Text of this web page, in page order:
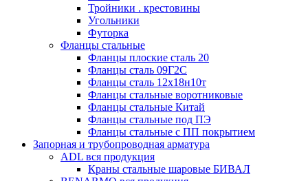
Тройники . крестовины
Угольники
Футорка
Фланцы стальные
Фланцы плоские сталь 20
Фланцы сталь 09Г2С
Фланцы сталь 12х18н10т
Фланцы стальные воротниковые
Фланцы стальные Китай
Фланцы стальные под ПЭ
Фланцы стальные с ПП покрытием
Запорная и трубопроводная арматура
ADL вся продукция
Краны стальные шаровые БИВАЛ